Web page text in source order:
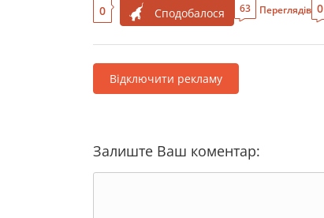
0 Сподобалося 63 Переглядів 0
Відключити рекламу
Залиште Ваш коментар: